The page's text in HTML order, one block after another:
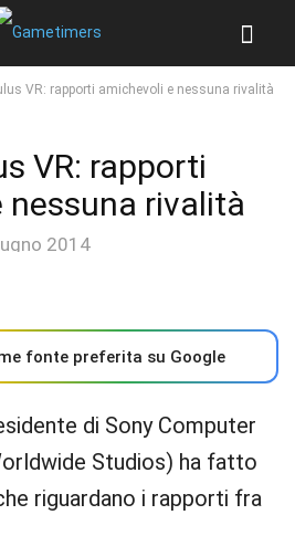
VR: rapporti amichevoli e nessuna rivalità
VR: rapporti
nessuna rivalità
2014
fonte preferita su Google
di Sony Computer
Studios) ha fatto
riguardano i rapporti fra